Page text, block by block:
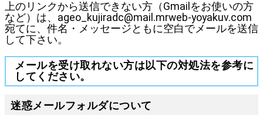
上のリンクから送信できない方（Gmailをお使いの方
など）は、ageo_kujiradc@mail.mrweb-yoyakuv.com
宛てに、件名・メッセージともに空白でメールを送信
して下さい。
メールを受け取れない方は以下の対処法を参考に
してください。
迷惑メールフォルダについて